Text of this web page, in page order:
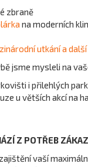
se a
kteří
ze
zbraně
na moderních
utkání a
jsme mysleli na
i přilehlých
u větších akcí na
Z POTŘEB
vaší